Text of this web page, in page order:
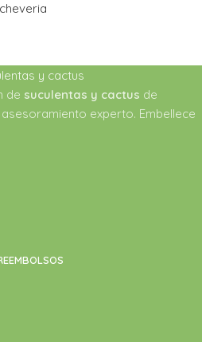
de suculentas y cactus de
experto. Embellece